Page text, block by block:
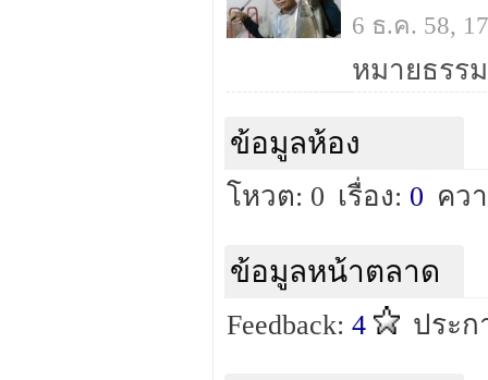
6 ธ.ค. 58,
ข้อมูลห้อง
โหวต: 0 เรื่อง: 0 คว
ข้อมูลหน้าตลาด
Feedback: 4 ประก